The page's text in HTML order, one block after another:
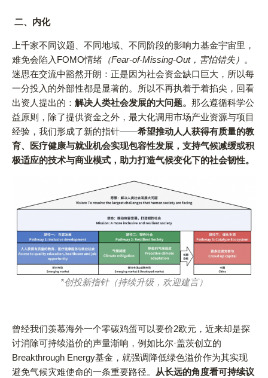
二、内化
上千家不同议题、不同地域、不同阶段的影响力基金宇宙里，
难免会陷入FOMO情绪 （Fear-of-Missing-Out，害怕错失） 。
迷思在交流中豁然开朗：正是因为社会资金缺口巨大，所以每
一分投入的外部性都是显著的。所以不再执着于着掐尖，回看
出资人提出的： 解决人类社会发展的大问题。 那么遵循科学公
益原则，除了提供资金之外，最大化调用市场产业资源与项目
经验，我们形成了新的指针——希望推动人人获得有质量的教
育、医疗健康与就业机会实现包容性发展，支持气候减缓或积
极适应的技术与商业模式，助力打造气候变化下的社会韧性。
*创投新指针（持续升级，欢迎建言）
曾经我们羡慕海外一个零碳鸡蛋可以要价2欧元，近来却是探
讨消除可持续溢价的声量渐响，例如比尔·盖茨创立的
Breakthrough Energy基金，就强调降低绿色溢价作为其实现
避免气候灾难使命的一条重要路径。 从长远的角度看可持续议